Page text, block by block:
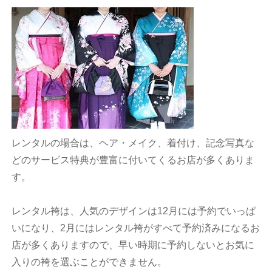
レンタルの場合は、ヘア・メイク、着付け、記念写真な
どのサービス特典が豊富に付いてくるお店が多くありま
す。
レンタル袴は、人気のデザインは12月には予約でいっぱ
いになり、2月にはレンタル袴がすべて予約済みになるお
店が多くありますので、早い時期に予約しないとお気に
入りの袴を選ぶことができません。